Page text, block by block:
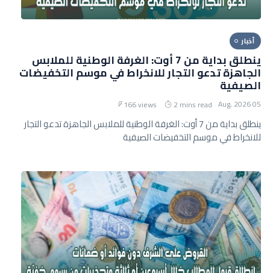
أخبار
ينطلق بداية من 7 أوت: الغرفة الوطنية للملابس
الجاهزة تدعو التجار للانخراط في موسم التخفيضات
الصيفية
05 Aug, 2026
2 mins read
166 views
ينطلق بداية من 7 أوت: الغرفة الوطنية للملابس الجاهزة تدعو التجار
للانخراط في موسم التخفيضات الصيفية